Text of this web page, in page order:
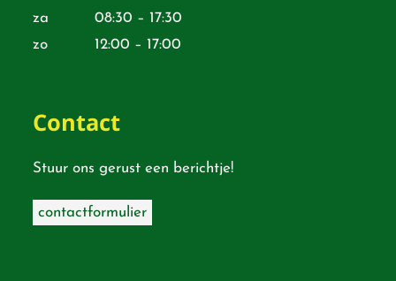
za
zo
08:30 – 17:30
12:00 – 17:00
Contact
Stuur ons gerust een berichtje!
contactformulier